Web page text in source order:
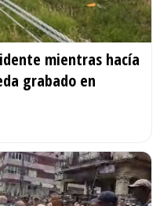
mientras hacía
grabado en